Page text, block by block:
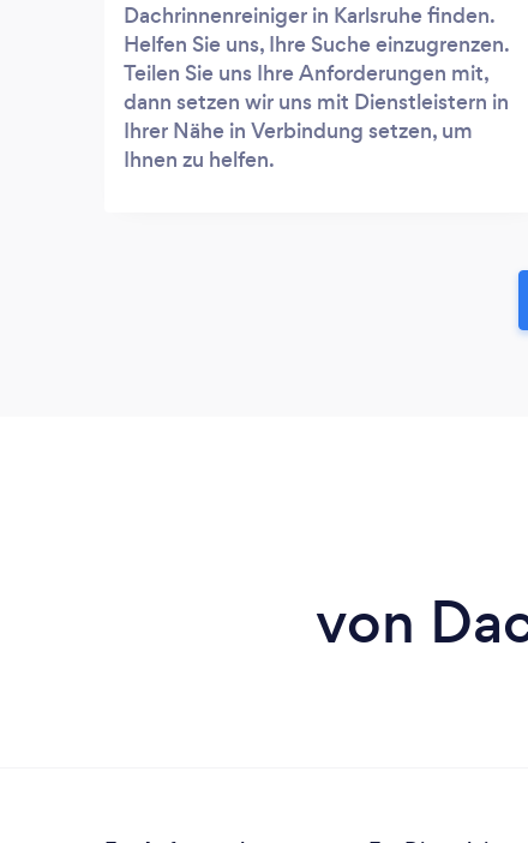
Dachrinnenreiniger in Karlsruhe finden.
Helfen Sie uns, Ihre Suche einzugrenzen.
Teilen Sie uns Ihre Anforderungen mit,
dann setzen wir uns mit Dienstleistern in
Ihrer Nähe in Verbindung setzen, um
Ihnen zu helfen.
von